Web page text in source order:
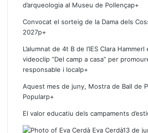
d’arqueologia al Museu de Pollençap+
Convocat el sorteig de la Dama dels
2027p+
L’alumnat de 4t B de l’IES Clara
videoclip “Del camp a casa” per
responsable i localp+
Aquest mes de juny, Mostra de Ball de
Popularp+
El valor educatiu dels campaments
Eva Cerdà13 de